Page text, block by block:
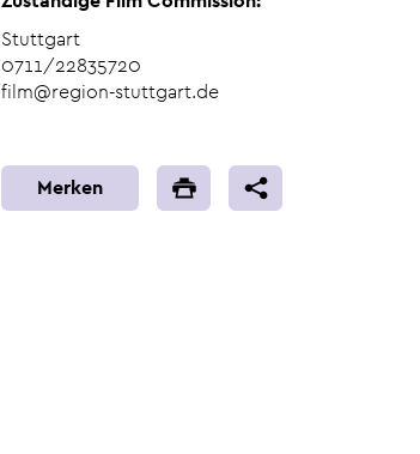
Stuttgart
0711/22835720
film@region-stuttgart.de
Merken